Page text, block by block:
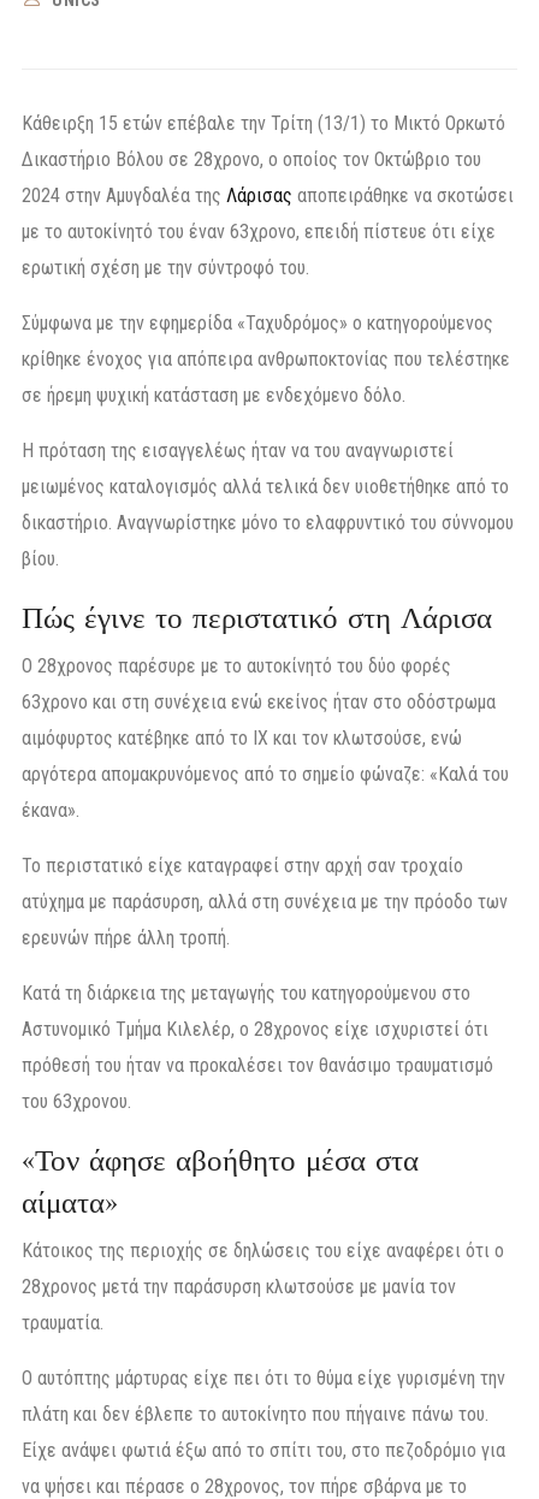
Κάθειρξη 15 ετών επέβαλε την Τρίτη (13/1) το Μικτό Ορκωτό
Δικαστήριο Βόλου σε 28χρονο, ο οποίος τον Οκτώβριο του
2024 στην Αμυγδαλέα της Λάρισας αποπειράθηκε να σκοτώσει
με το αυτοκίνητό του έναν 63χρονο, επειδή πίστευε ότι είχε
ερωτική σχέση με την σύντροφό του.
Σύμφωνα με την εφημερίδα «Ταχυδρόμος» ο κατηγορούμενος
κρίθηκε ένοχος για απόπειρα ανθρωποκτονίας που τελέστηκε
σε ήρεμη ψυχική κατάσταση με ενδεχόμενο δόλο.
Η πρόταση της εισαγγελέως ήταν να του αναγνωριστεί
μειωμένος καταλογισμός αλλά τελικά δεν υιοθετήθηκε από το
δικαστήριο. Αναγνωρίστηκε μόνο το ελαφρυντικό του σύννομου
βίου.
Πώς έγινε το περιστατικό στη Λάρισα
Ο 28χρονος παρέσυρε με το αυτοκίνητό του δύο φορές
63χρονο και στη συνέχεια ενώ εκείνος ήταν στο οδόστρωμα
αιμόφυρτος κατέβηκε από το ΙΧ και τον κλωτσούσε, ενώ
αργότερα απομακρυνόμενος από το σημείο φώναζε: «Καλά του
έκανα».
Το περιστατικό είχε καταγραφεί στην αρχή σαν τροχαίο
ατύχημα με παράσυρση, αλλά στη συνέχεια με την πρόοδο των
ερευνών πήρε άλλη τροπή.
Κατά τη διάρκεια της μεταγωγής του κατηγορούμενου στο
Αστυνομικό Τμήμα Κιλελέρ, ο 28χρονος είχε ισχυριστεί ότι
πρόθεσή του ήταν να προκαλέσει τον θανάσιμο τραυματισμό
του 63χρονου.
«Τον άφησε αβοήθητο μέσα στα
αίματα»
Κάτοικος της περιοχής σε δηλώσεις του είχε αναφέρει ότι ο
28χρονος μετά την παράσυρση κλωτσούσε με μανία τον
τραυματία.
Ο αυτόπτης μάρτυρας είχε πει ότι το θύμα είχε γυρισμένη την
πλάτη και δεν έβλεπε το αυτοκίνητο που πήγαινε πάνω του.
Είχε ανάψει φωτιά έξω από το σπίτι του, στο πεζοδρόμιο για
να ψήσει και πέρασε ο 28χρονος, τον πήρε σβάρνα με το